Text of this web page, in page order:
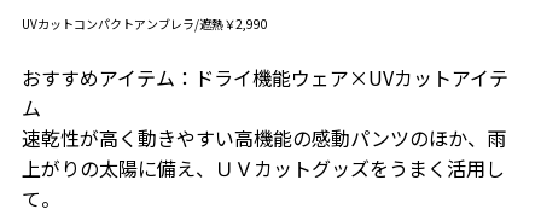
UVカットコンパクトアンブレラ/遮熱￥2,990
おすすめアイテム：ドライ機能ウェア×UVカットアイテ
ム
速乾性が高く動きやすい高機能の感動パンツのほか、雨
上がりの太陽に備え、ＵＶカットグッズをうまく活用し
て。